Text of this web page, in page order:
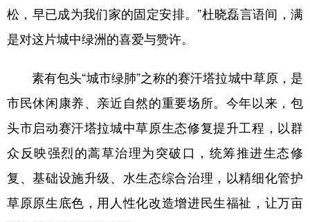
食品 人居 信息化 数字经济
学术中国 乡村振兴
彩票 娱乐 时尚 悦读
公益 一带一路 亚太网 上市公司
文化产业
地方频道
松，早已成为我们家的固定安排。”杜晓磊言语间，满
是对这片城中绿洲的喜爱与赞许。
素有包头“城市绿肺”之称的赛汗塔拉城中草原，是
市民休闲康养、亲近自然的重要场所。今年以来，包
头市启动赛汗塔拉城中草原生态修复提升工程，以群
众反映强烈的蒿草治理为突破口，统筹推进生态修
复、基础设施升级、水生态综合治理，以精细化管护
草原原生底色，用人性化改造增进民生福祉，让万亩